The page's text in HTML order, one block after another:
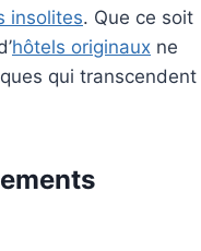
insolites. Que ce soit
hôtels originaux ne
qui transcendent